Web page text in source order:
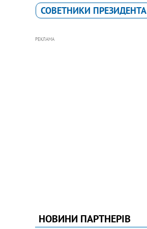
СОВЕТНИКИ ПРЕЗИДЕНТА
РЕКЛАМА